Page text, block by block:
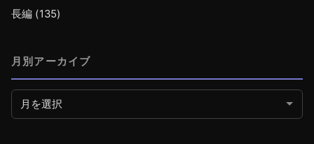
長編 (135)
月別アーカイブ
月別アーカイブ